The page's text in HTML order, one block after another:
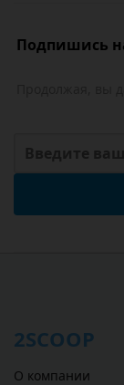
Подпишись
2SCOOP
О компании